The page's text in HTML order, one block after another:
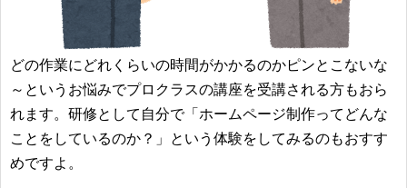
どの作業にどれくらいの時間がかかるのかピンとこないな
～というお悩みでプロクラスの講座を受講される方もおら
れます。研修として自分で「ホームページ制作ってどんな
ことをしているのか？」という体験をしてみるのもおすす
めですよ。